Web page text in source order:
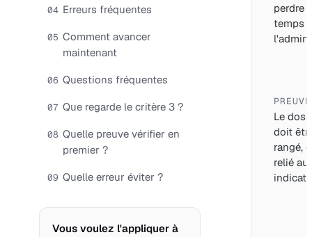
04 Erreurs fréquentes
05 Comment avancer
maintenant
06 Questions fréquentes
07 Que regarde le critère 3 ?
08 Quelle preuve vérifier en
premier ?
09 Quelle erreur éviter ?
Vous voulez l'appliquer à
perdre
temps
PREUVE
Le
doit
rangé,
relié